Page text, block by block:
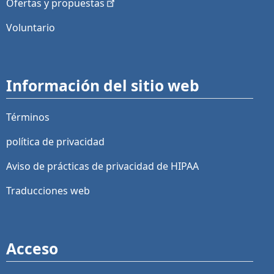
Ofertas y propuestas
Voluntario
Información del sitio web
Términos
política de privacidad
Aviso de prácticas de privacidad de HIPAA
Traducciones web
Acceso